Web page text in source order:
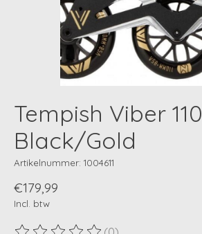
Tempish Viber 110
Black/Gold
Artikelnummer: 1004611
€179,99
Incl. btw